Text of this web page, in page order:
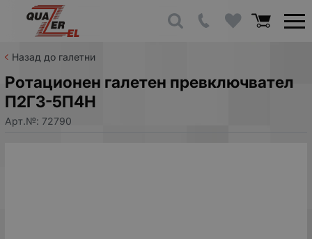
Назад до галетни
Ротационен галетен превключвател
П2Г3-5П4H
Арт.№: 72790